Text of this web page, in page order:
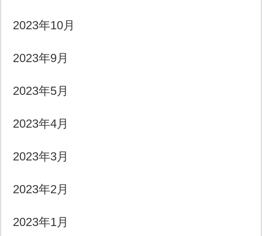
2023年10月
2023年9月
2023年5月
2023年4月
2023年3月
2023年2月
2023年1月